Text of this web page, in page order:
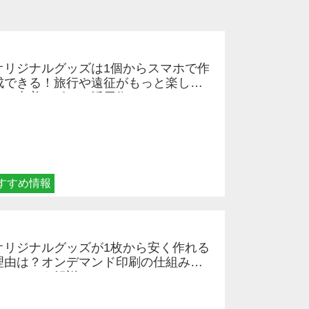
すめ情報
リジナルグッズは1個からスマホで作
できる！旅行や遠征がもっと楽しく
リジナルグッズが1枚から安く作れる
由は？オンデマンド印刷の仕組みと